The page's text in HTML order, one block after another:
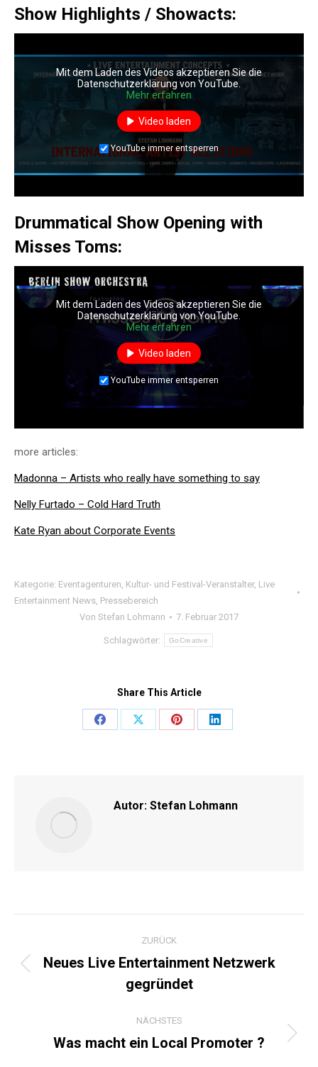
Show Highlights / Showacts:
Mit dem Laden des Videos akzeptieren Sie die
Datenschutzerklärung von YouTube.
Mehr erfahren
Video laden
YouTube immer entsperren
Drummatical Show Opening with
Misses Toms:
Mit dem Laden des Videos akzeptieren Sie die
Datenschutzerklärung von YouTube.
Mehr erfahren
Video laden
YouTube immer entsperren
more articles:
Madonna – Artists who really have something to say
Nelly Furtado – Cold Hard Truth
Kate Ryan about Corporate Events
Kategorie: Eventagenturen, Kultur- und Festival-Veranstalter, Live
Entertainment News, Pressebereich
Von Stefan Lohmann 7. Februar 2017
Schlagwörter: GoCreative
Share This Article
Share
Share
Share
Share
Autor: Stefan Lohmann
ZURÜCK
Beitrag:
Neues Live Entertainment Netzwerk
gegründet
NÄCHSTES
Nächster
Was macht ein Local Promoter ?